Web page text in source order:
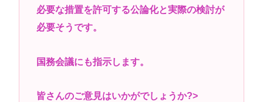
ガチで “ママ” ブーム来てるよな
ポケカ資産が100万円超えた男の子www
まれるの？
必要な措置を許可する公論化と実際の検討が
必要そうです。
国務会議にも指示します。
皆さんのご意見はいかがでしょうか?>